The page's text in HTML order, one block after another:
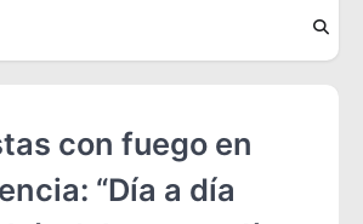
con fuego en
“Día a día